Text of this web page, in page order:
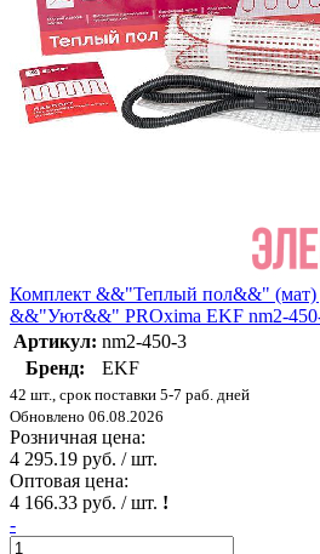
Комплект &&"Теплый пол&&" (мат)
&&"Уют&&" PROxima EKF nm2-
Артикул: nm2-450-3
Бренд:
EKF
42 шт., срок поставки 5-7 раб. дней
Обновлено 06.08.2026
Розничная цена:
4 295.19 руб. / шт.
Оптовая цена:
4 166.33 руб. / шт. !
-